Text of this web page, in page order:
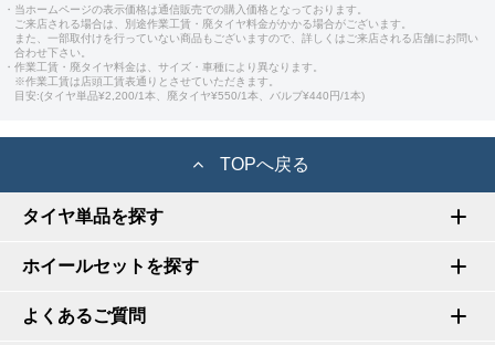
・当ホームページの表示価格は通信販売での購入価格となっております。
ご来店される場合は、別途作業工賃・廃タイヤ料金がかかる場合がございます。
また、一部取付けを行っていない商品もございますので、詳しくはご来店される店舗にお問い
合わせ下さい。
・作業工賃・廃タイヤ料金は、サイズ・車種により異なります。
※作業工賃は店頭工賃表通りとさせていただきます。
目安:(タイヤ単品¥2,200/1本、廃タイヤ¥550/1本、バルブ¥440円/1本)
TOPへ戻る
タイヤ単品を探す
ホイールセットを探す
よくあるご質問